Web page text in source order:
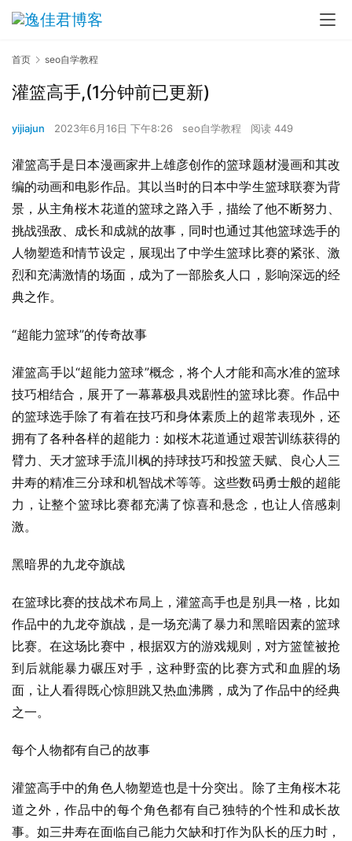
首页 seo自学教程
灌篮高手,(1分钟前已更新)
yijiajun 2023年6月16日 下午8:26 seo自学教程 阅读 449
灌篮高手是日本漫画家井上雄彦创作的篮球题材漫画和其改
编的动画和电影作品。其以当时的日本中学生篮球联赛为背
景，从主角桜木花道的篮球之路入手，描绘了他不断努力、
挑战强敌、成长和成就的故事，同时也通过其他篮球选手的
人物塑造和情节设定，展现出了中学生篮球比赛的紧张、激
烈和充满激情的场面，成为了一部脍炙人口，影响深远的经
典之作。
“超能力篮球”的传奇故事
灌篮高手以“超能力篮球”概念，将个人才能和高水准的篮球
技巧相结合，展开了一幕幕极具戏剧性的篮球比赛。作品中
的篮球选手除了有着在技巧和身体素质上的超常表现外，还
拥有了各种各样的超能力：如桜木花道通过艰苦训练获得的
臂力、天才篮球手流川枫的持球技巧和投篮天赋、良心人三
井寿的精准三分球和机智战术等等。这些数码勇士般的超能
力，让整个篮球比赛都充满了惊喜和悬念，也让人倍感刺
激。
黑暗界的九龙夺旗战
在篮球比赛的技战术布局上，灌篮高手也是别具一格，比如
作品中的九龙夺旗战，是一场充满了暴力和黑暗因素的篮球
比赛。在这场比赛中，根据双方的游戏规则，对方篮筐被抢
到后就能暴力碾压对手，这种野蛮的比赛方式和血腥的场
面，让人看得既心惊胆跳又热血沸腾，成为了作品中的经典
之一。
每个人物都有自己的故事
灌篮高手中的角色人物塑造也是十分突出。除了主角桜木花
道之外，作品中的每个角色都有自己独特的个性和成长故
事。如三井寿在面临自己能力欠缺和打作为队长的压力时，